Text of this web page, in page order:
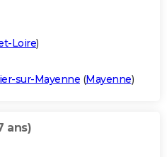
Loire)
sur-Mayenne (Mayenne)
ans)